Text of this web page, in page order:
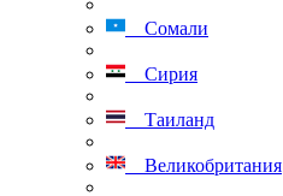
Сомали
Сирия
Таиланд
Великобритания